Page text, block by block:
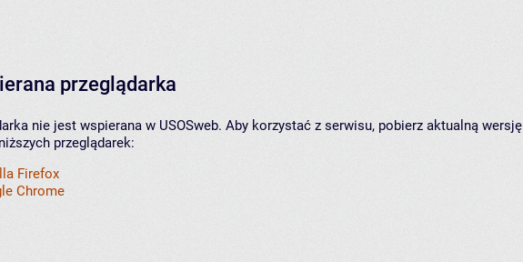
przeglądarka
nie jest wspierana w USOSweb. Aby korzystać z serwisu, pobierz aktualną wersję
przeglądarek:
Firefox
Chrome